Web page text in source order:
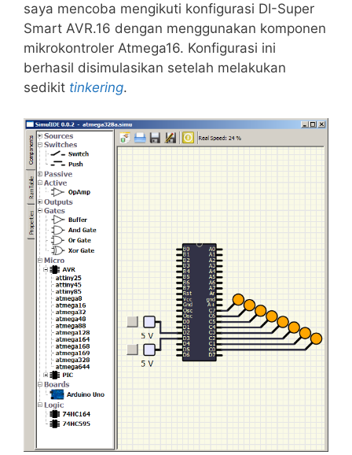
saya mencoba mengikuti konfigurasi DI-Super
Smart AVR.16 dengan menggunakan komponen
mikrokontroler Atmega16. Konfigurasi ini
berhasil disimulasikan setelah melakukan
sedikit tinkering.